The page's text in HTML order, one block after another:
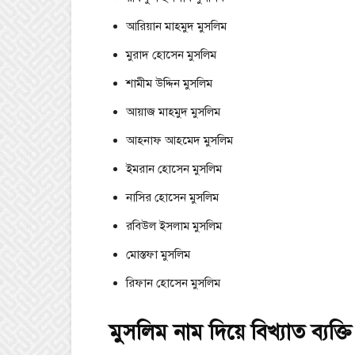
আরিয়ান মাহমুদ মুসলিম
মুরাদ হোসেন মুসলিম
শামীম উদ্দিন মুসলিম
আয়াজ মাহমুদ মুসলিম
আহনাফ আহমেদ মুসলিম
ইমরান হোসেন মুসলিম
নাসির হোসেন মুসলিম
রবিউল ইসলাম মুসলিম
মোস্তফা মুসলিম
রিফান হোসেন মুসলিম
মুসলিম নাম দিয়ে বিখ্যাত